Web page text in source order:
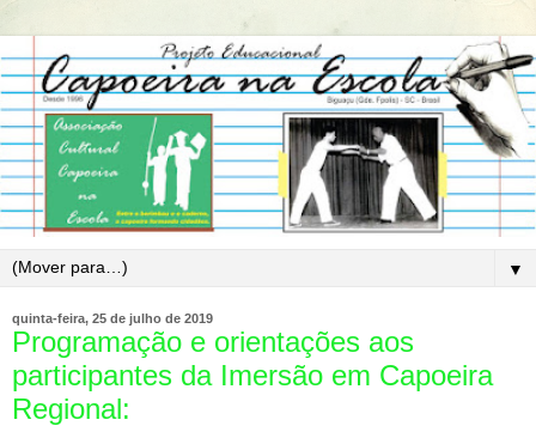
▼
quinta-feira, 25 de julho de 2019
Programação e orientações aos
participantes da Imersão em Capoeira
Regional: